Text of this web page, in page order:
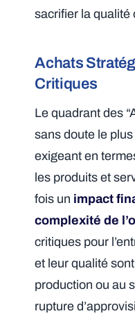
sacrifier la qualité
Achats
Critiques
Le quadrant des
sans doute le
exigeant en
les produits et
fois un impact
complexité de
critiques pour
et leur qualité
production ou au
rupture